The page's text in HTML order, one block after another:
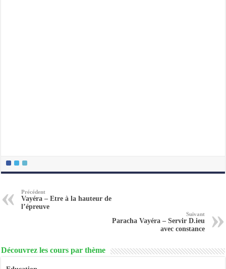
Précédent
Vayéra – Etre à la hauteur de
l’épreuve
Suivant
Paracha Vayéra – Servir D.ieu
avec constance
Découvrez les cours par thème